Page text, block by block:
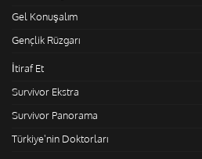
Gel Konuşalım
Gençlik Rüzgarı
İtiraf Et
Survivor Ekstra
Survivor Panorama
Türkiye'nin Doktorları